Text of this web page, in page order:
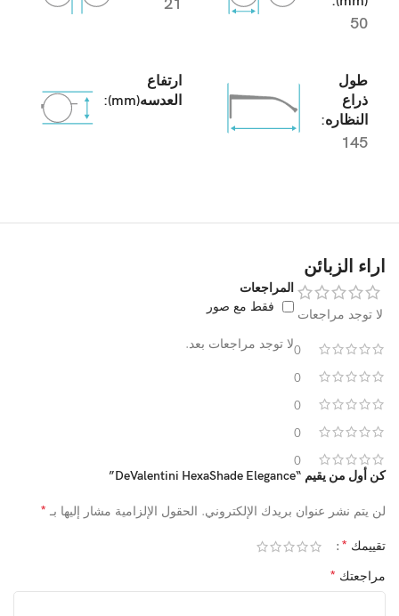
50
21
طول
ذراع
النظاره:
145
ارتفاع
العدسه(mm):
اراء الزبائن
لا توجد مراجعات
0
0
0
0
0
المراجعات
فقط مع صور
لا توجد مراجعات بعد.
كن أول من يقيم “DeValentini HexaShade Elegance”
لن يتم نشر عنوان بريدك الإلكتروني. الحقول الإلزامية مشار إليها بـ *
تقييمك *
مراجعتك *